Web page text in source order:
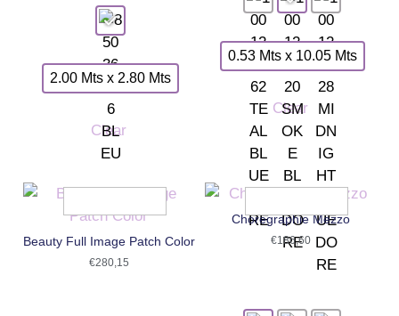
2.00 Mts x 2.80 Mts
Clear
0.53 Mts x 10.05 Mts
Clear
Beauty Full Image Patch Color
€280,15
Choregraphie Mezzo
€186,60